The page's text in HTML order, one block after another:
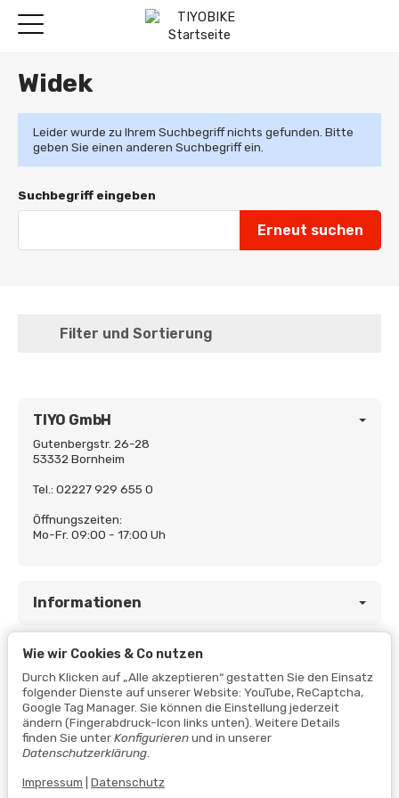
Widek
Leider wurde zu Ihrem Suchbegriff nichts gefunden. Bitte
geben Sie einen anderen Suchbegriff ein.
Suchbegriff eingeben
Filter und Sortierung
TIYO GmbH
Gutenbergstr. 26-28
53332 Bornheim
Tel.: 02227 929 655 0
Öffnungszeiten:
Mo-Fr. 09:00 - 17:00 Uh
Informationen
Gesetzliche Informationen
Wie wir Cookies & Co nutzen
Durch Klicken auf „Alle akzeptieren“ gestatten Sie den Einsatz
folgender Dienste auf unserer Website: YouTube, ReCaptcha,
Google Tag Manager. Sie können die Einstellung jederzeit
ändern (Fingerabdruck-Icon links unten). Weitere Details
finden Sie unterKonfigurierenund in unserer
Datenschutzerklärung.
Impressum Datenschutz